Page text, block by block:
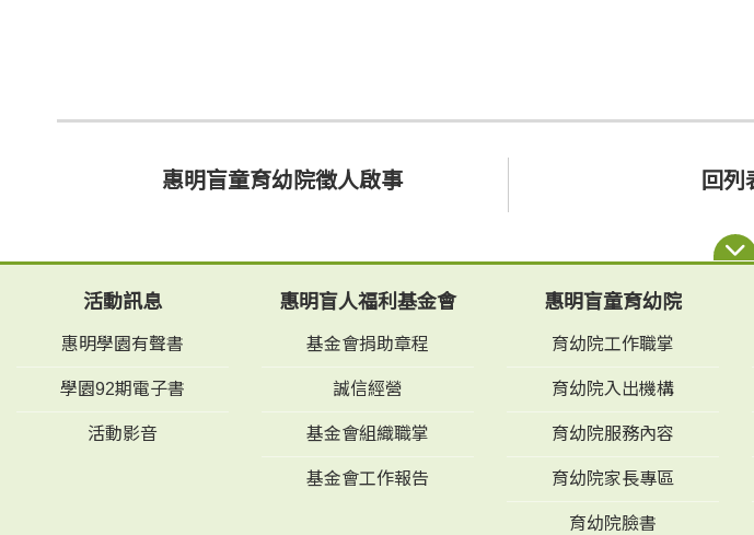
惠明盲童育幼院徵人啟事 回列
活動訊息
惠明學園有聲書
學園92期電子書
活動影音
惠明盲人福利基金會
基金會捐助章程
誠信經營
基金會組織職掌
基金會工作報告
惠明盲童育幼院
育幼院工作職掌
育幼院入出機構
育幼院服務內容
育幼院家長專區
育幼院臉書